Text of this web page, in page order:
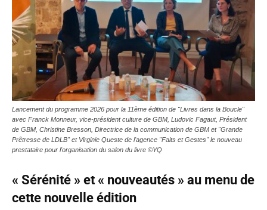
Lancement du programme 2026 pour la 11ème édition de "Livres dans la Boucle"
avec Franck Monneur, vice-président culture de GBM, Ludovic Fagaut, Président
de GBM, Christine Bresson, Directrice de la communication de GBM et "Grande
Prêtresse de LDLB" et Virginie Queste de l'agence "Faits et Gestes" le nouveau
prestataire pour l'organisation du salon du livre ©YQ
« Sérénité » et « nouveautés » au menu de
cette nouvelle édition